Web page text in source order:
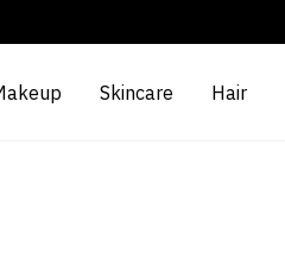
Skincare Hair